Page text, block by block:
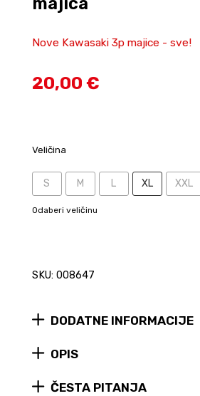
Nove Kawasaki 3p majice - sve!
20,00 €
Veličina
S M L XL XXL
Odaberi veličinu
SKU: 008647
DODATNE INFORMACIJE
OPIS
ČESTA PITANJA